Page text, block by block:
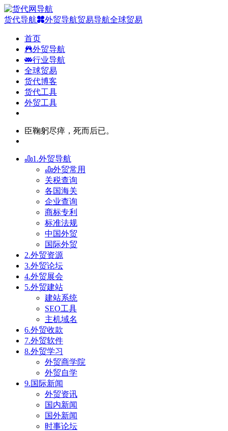
货代导航 外贸导航贸易导航全球贸易
首页
外贸导航
行业导航
全球贸易
货代博客
货代工具
外贸工具
臣鞠躬尽瘁，死而后已。
1.外贸导航
外贸常用
关税查询
各国海关
企业查询
商标专利
标准法规
中国外贸
国际外贸
2.外贸资源
3.外贸论坛
4.外贸展会
5.外贸建站
建站系统
SEO工具
主机域名
6.外贸收款
7.外贸软件
8.外贸学习
外贸商学院
外贸自学
9.国际新闻
外贸资讯
国内新闻
国外新闻
时事论坛